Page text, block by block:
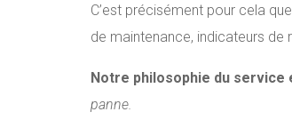
C’est précisément pour cela
de maintenance, indicateurs
Notre philosophie du service
panne.